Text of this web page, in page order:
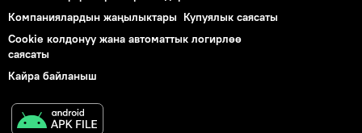
Компаниялардын жаңылыктары Купуялык саясаты
Cookie колдонуу жана автоматтык логирлөө
саясаты
Кайра байланыш